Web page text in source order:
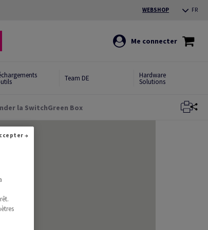
WEBSHOP FR
Me connecter
Team DE Hardware
Solutions
la SwitchGreen Box
Continuer sans accepter →